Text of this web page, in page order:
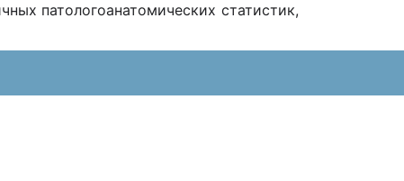
патологоанатомических статистик,